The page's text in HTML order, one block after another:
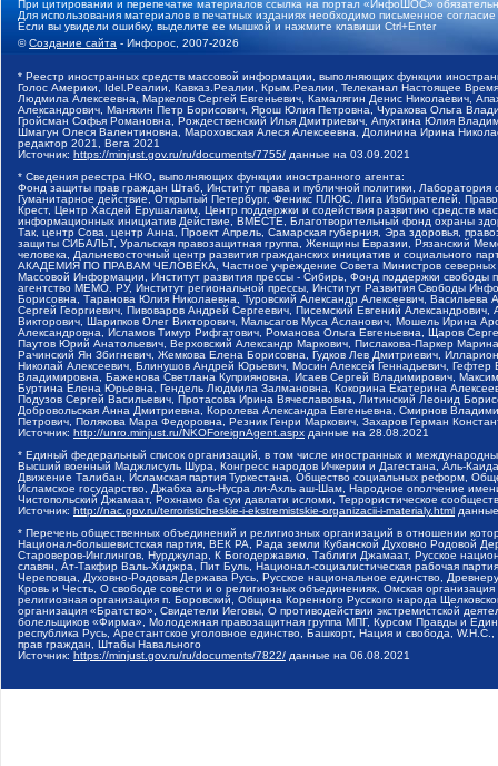
При цитировании и перепечатке материалов ссылка на портал «ИнфоШОС»
Для использования материалов в печатных изданиях необходимо письменное
Если вы увидели ошибку, выделите ее мышкой и нажмите клавиши Ctrl+Enter
©Создание сайта - Инфорос, 2007-2026
* Реестр иностранных средств массовой информации, выполняющих функции
Голос Америки, Idel.Реалии, Кавказ.Реалии, Крым.Реалии, Телеканал Настоящее
Людмила Алексеевна, Маркелов Сергей Евгеньевич, Камалягин Денис Николаевич,
Александрович, Маняхин Петр Борисович, Ярош Юлия Петровна, Чуракова Ольга
Гройсман Софья Романовна, Рождественский Илья Дмитриевич, Апухтина Юлия
Шмагун Олеся Валентиновна, Мароховская Алеся Алексеевна, Долинина Ирина
редактор 2021, Вега 2021
Источник: https://minjust.gov.ru/ru/documents/7755/ данные на 03.09.2021
* Сведения реестра НКО, выполняющих функции иностранного агента:
Фонд защиты прав граждан Штаб, Институт права и публичной политики,
Гуманитарное действие, Открытый Петербург, Феникс ПЛЮС, Лига Избирателей,
Крест, Центр Хасдей Ерушалаим, Центр поддержки и содействия развитию средств
информационных инициатив Действие, ВМЕСТЕ, Благотворительный фонд охраны
Так, центр Сова, центр Анна, Проект Апрель, Самарская губерния, Эра здоровья,
защиты СИБАЛЬТ, Уральская правозащитная группа, Женщины Евразии, Рязанский
человека, Дальневосточный центр развития гражданских инициатив и социального
АКАДЕМИЯ ПО ПРАВАМ ЧЕЛОВЕКА, Частное учреждение Совета Министров северных
Массовой Информации, Институт развития прессы - Сибирь, Фонд поддержки
агентство МЕМО. РУ, Институт региональной прессы, Институт Развития Свободы
Борисовна, Таранова Юлия Николаевна, Туровский Александр Алексеевич,
Сергей Георгиевич, Пивоваров Андрей Сергеевич, Писемский Евгений
Викторович, Шарипков Олег Викторович, Мальсагов Муса Асланович, Мошель Ирина
Александровна, Исламов Тимур Рифгатович, Романова Ольга Евгеньевна, Щаров
Паутов Юрий Анатольевич, Верховский Александр Маркович, Пислакова-Паркер
Рачинский Ян Збигневич, Жемкова Елена Борисовна, Гудков Лев Дмитриевич,
Николай Алексеевич, Блинушов Андрей Юрьевич, Мосин Алексей Геннадьевич,
Владимировна, Баженова Светлана Куприяновна, Исаев Сергей Владимирович,
Буртина Елена Юрьевна, Гендель Людмила Залмановна, Кокорина Екатерина
Подузов Сергей Васильевич, Протасова Ирина Вячеславовна, Литинский Леонид
Добровольская Анна Дмитриевна, Королева Александра Евгеньевна, Смирнов
Петрович, Полякова Мара Федоровна, Резник Генри Маркович, Захаров Герман
Источник: http://unro.minjust.ru/NKOForeignAgent.aspx данные на 28.08.2021
* Единый федеральный список организаций, в том числе иностранных и
Высший военный Маджлисуль Шура, Конгресс народов Ичкерии и Дагестана, Аль-
Движение Талибан, Исламская партия Туркестана, Общество социальных реформ,
Исламское государство, Джабха аль-Нусра ли-Ахль аш-Шам, Народное ополчение
Чистопольский Джамаат, Рохнамо ба суи давлати исломи, Террористическое
Источник: http://nac.gov.ru/terroristicheskie-i-ekstremistskie-organizacii-i-materialy.html
* Перечень общественных объединений и религиозных организаций в отношении
Национал-большевистская партия, ВЕК РА, Рада земли Кубанской Духовно Родовой
Староверов-Инглингов, Нурджулар, К Богодержавию, Таблиги Джамаат, Русское
славян, Ат-Такфир Валь-Хиджра, Пит Буль, Национал-социалистическая рабочая
Череповца, Духовно-Родовая Держава Русь, Русское национальное единство,
Кровь и Честь, О свободе совести и о религиозных объединениях, Омская
религиозная организация п. Боровский, Община Коренного Русского народа
организация «Братство», Свидетели Иеговы, О противодействии экстремистской
болельщиков «Фирма», Молодежная правозащитная группа МПГ, Курсом Правды и
республика Русь, Арестантское уголовное единство, Башкорт, Нация и свобода,
прав граждан, Штабы Навального
Источник: https://minjust.gov.ru/ru/documents/7822/ данные на 06.08.2021